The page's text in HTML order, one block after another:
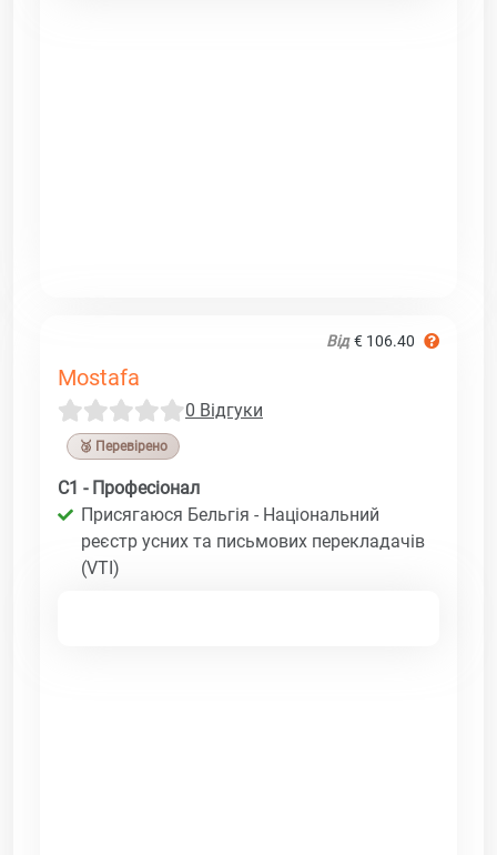
Від € 106.40
Mostafa
0 Відгуки
🥉 Перевірено
C1 - Професіонал
Присягаюся Бельгія - Національний
реєстр усних та письмових перекладачів
(VTI)